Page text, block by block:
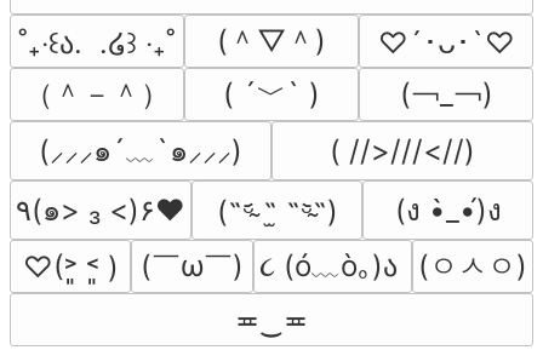
˚₊‧꒰ა.  .໒꒱ ‧₊˚
(＾▽＾)
♡´･ᴗ･`♡
（＾－＾）
( ´﹀` )
(￢_￢)
(⸝⸝⸝๑´﹏`๑⸝⸝⸝)
( //>///<//)
٩(๑> ₃ <)۶♥
(˵ᵕ̴᷄ ˶̫ ˶ᵕ̴᷅˵)
(ง •̀_•́)ง
♡(˃͈ ˂͈ )
(￣ω￣﻿) ૮ (ó﹏ò｡)ა
(ㅇㅅㅇ)
≖‿≖